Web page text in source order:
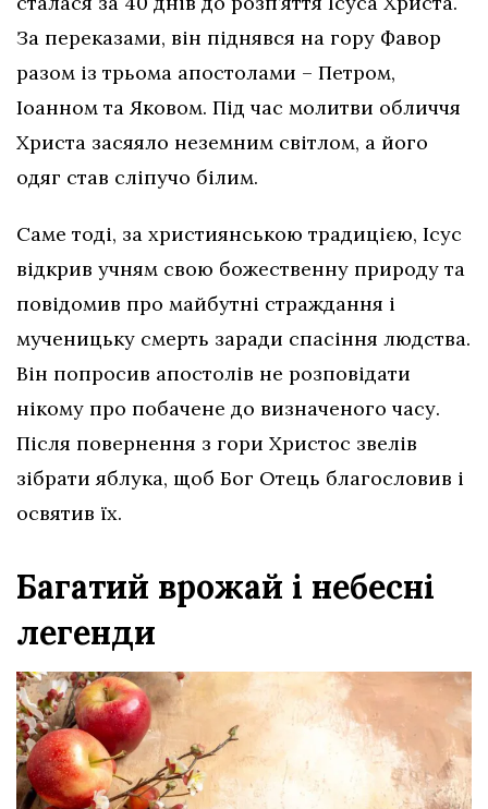
За переказами, він піднявся на гору Фавор
разом із трьома апостолами – Петром,
Іоанном та Яковом. Під час молитви обличчя
Христа засяяло неземним світлом, а його
одяг став сліпучо білим.
Саме тоді, за християнською традицією, Ісус
відкрив учням свою божественну природу та
повідомив про майбутні страждання і
мученицьку смерть заради спасіння людства.
Він попросив апостолів не розповідати
нікому про побачене до визначеного часу.
Після повернення з гори Христос звелів
зібрати яблука, щоб Бог Отець благословив і
освятив їх.
Багатий врожай і небесні
легенди